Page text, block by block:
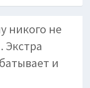
никого не
Экстра
и